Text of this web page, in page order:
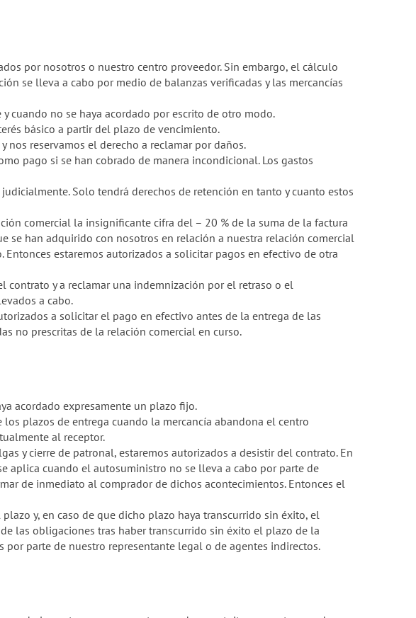
por nosotros o nuestro centro proveedor. Sin embargo, el cálculo
se lleva a cabo por medio de balanzas verificadas y las mercancías
cuando no se haya acordado por escrito de otro modo.
básico a partir del plazo de vencimiento.
nos reservamos el derecho a reclamar por daños.
pago si se han cobrado de manera incondicional. Los gastos
Solo tendrá derechos de retención en tanto y cuanto estos
comercial la insignificante cifra del – 20 % de la suma de la factura
se han adquirido con nosotros en relación a nuestra relación comercial
estaremos autorizados a solicitar pagos en efectivo de otra
contrato y a reclamar una indemnización por el retraso o el
a cabo.
a solicitar el pago en efectivo antes de la entrega de las
no prescritas de la relación comercial en curso.
acordado expresamente un plazo fijo.
plazos de entrega cuando la mercancía abandona el centro
al receptor.
y cierre de patronal, estaremos autorizados a desistir del contrato. En
aplica cuando el autosuministro no se lleva a cabo por parte de
de inmediato al comprador de dichos acontecimientos. Entonces el
y, en caso de que dicho plazo haya transcurrido sin éxito, el
las obligaciones tras haber transcurrido sin éxito el plazo de la
parte de nuestro representante legal o de agentes indirectos.